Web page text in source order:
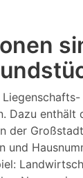
Dazu
der
und